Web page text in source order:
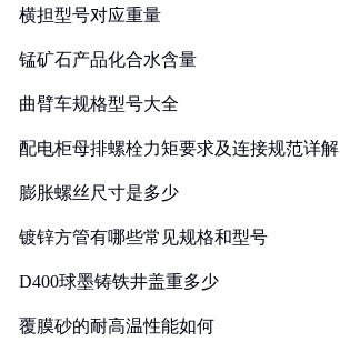
横担型号对应重量
锰矿石产品化合水含量
曲臂车规格型号大全
配电柜母排螺栓力矩要求及连接规范详解
膨胀螺丝尺寸是多少
镀锌方管有哪些常见规格和型号
D400球墨铸铁井盖重多少
覆膜砂的耐高温性能如何